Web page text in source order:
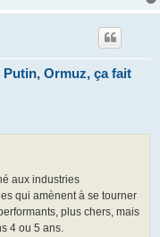
Putin, Ormuz, ça fait
aux industries
qui amènent à se tourner
plus chers, mais
4 ou 5 ans.